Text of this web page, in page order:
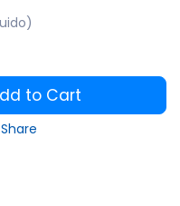
to Cart
Share